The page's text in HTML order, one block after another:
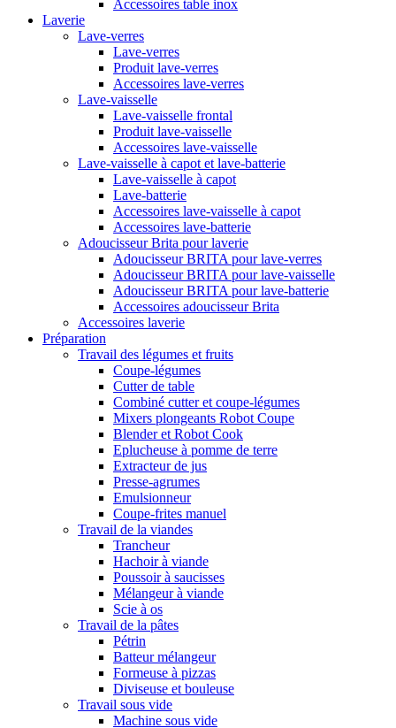
Accessoires table inox
Laverie
Lave-verres
Lave-verres
Produit lave-verres
Accessoires lave-verres
Lave-vaisselle
Lave-vaisselle frontal
Produit lave-vaisselle
Accessoires lave-vaisselle
Lave-vaisselle à capot et lave-batterie
Lave-vaisselle à capot
Lave-batterie
Accessoires lave-vaisselle à capot
Accessoires lave-batterie
Adoucisseur Brita pour laverie
Adoucisseur BRITA pour lave-verres
Adoucisseur BRITA pour lave-vaisselle
Adoucisseur BRITA pour lave-batterie
Accessoires adoucisseur Brita
Accessoires laverie
Préparation
Travail des légumes et fruits
Coupe-légumes
Cutter de table
Combiné cutter et coupe-légumes
Mixers plongeants Robot Coupe
Blender et Robot Cook
Eplucheuse à pomme de terre
Extracteur de jus
Presse-agrumes
Emulsionneur
Coupe-frites manuel
Travail de la viandes
Trancheur
Hachoir à viande
Poussoir à saucisses
Mélangeur à viande
Scie à os
Travail de la pâtes
Pétrin
Batteur mélangeur
Formeuse à pizzas
Diviseuse et bouleuse
Travail sous vide
Machine sous vide